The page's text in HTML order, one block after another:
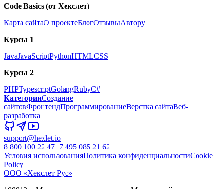
Code Basics (от Хекслет)
Карта сайтаО проектеБлогОтзывыАвтору
Курсы 1
JavaJavaScriptPythonHTMLCSS
Курсы 2
PHPTypescriptGolangRubyC#
КатегорииСоздание
сайтовФронтендПрограммированиеВерстка сайтаВеб-
разработка
support@hexlet.io
8 800 100 22 47+7 495 085 21 62
Условия использованияПолитика конфиденциальностиCookie
Policy
ООО «Хекслет Рус»